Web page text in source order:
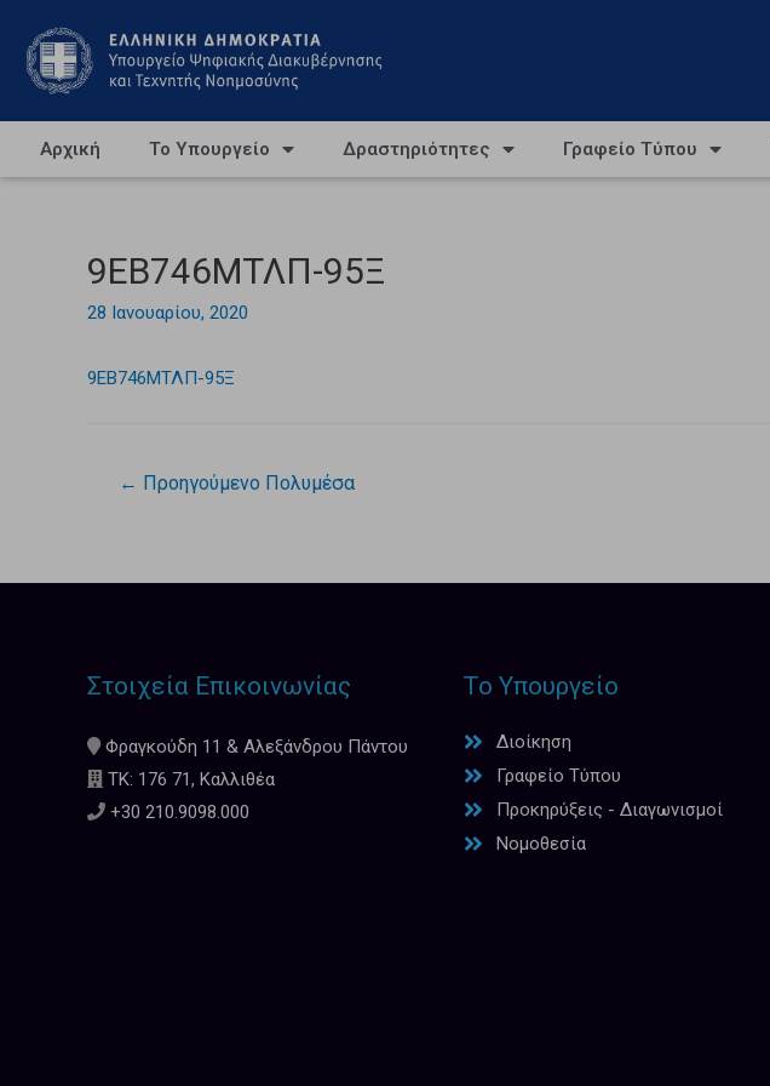
Αρχική Το Υπουργείο Δραστηριότητες Γραφείο Τύπου
9ΕΒ746ΜΤΛΠ-95Ξ
28 Ιανουαρίου, 2020
9ΕΒ746ΜΤΛΠ-95Ξ
← Προηγούμενο Πολυμέσα
Στοιχεία Επικοινωνίας
Φραγκούδη 11 & Αλεξάνδρου Πάντου
ΤΚ: 176 71, Καλλιθέα
+30 210.9098.000
Το Υπουργείο
Διοίκηση
Γραφείο Τύπου
Προκηρύξεις - Διαγωνισμοί
Νομοθεσία